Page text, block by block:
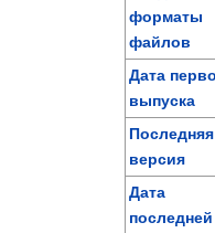
форматы
файлов
Дата
выпуска
Последняя
версия
Дата
последней